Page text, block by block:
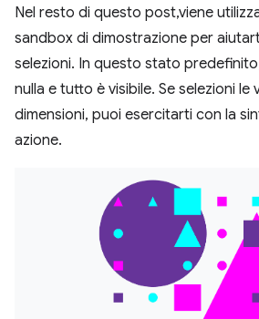
Nel resto di questo post,viene
sandbox di dimostrazione per
selezioni. In questo stato
nulla e tutto è visibile. Se selezioni le
dimensioni, puoi esercitarti con la
azione.